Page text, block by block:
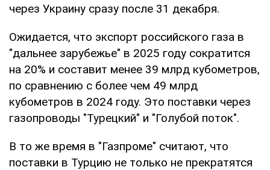
через Украину сразу после 31 декабря.
Ожидается, что экспорт российского газа в
"дальнее зарубежье" в 2025 году сократится
на 20% и составит менее 39 млрд кубометров,
по сравнению с более чем 49 млрд
кубометров в 2024 году. Это поставки через
газопроводы "Турецкий" и "Голубой поток".
В то же время в "Газпроме" считают, что
поставки в Турцию не только не прекратятся